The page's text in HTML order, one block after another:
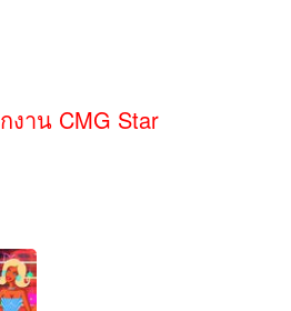
าน CMG Star